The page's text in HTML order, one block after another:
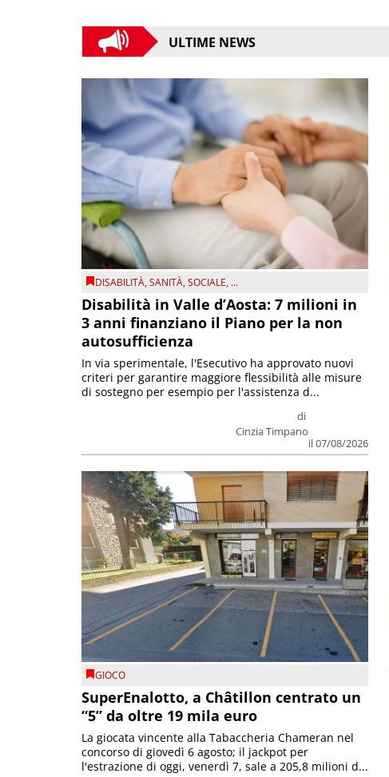
ULTIME NEWS
DISABILITÀ,SANITÀ,SOCIALE, ...
Disabilità in Valle d’Aosta: 7 milioni in
3 anni finanziano il Piano per la non
autosufficienza
di
Cinzia Timpano
il 07/08/2026
In via sperimentale, l'Esecutivo ha approvato nuovi
criteri per garantire maggiore flessibilità alle misure
di sostegno per esempio per l'assistenza d...
GIOCO
SuperEnalotto, a Châtillon centrato un
“5” da oltre 19 mila euro
La giocata vincente alla Tabaccheria Chameran nel
concorso di giovedì 6 agosto; il jackpot per
l'estrazione di oggi, venerdì 7, sale a 205,8 milioni d...